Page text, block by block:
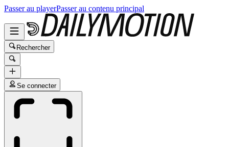
Passer au playerPasser au contenu principal
Rechercher
Se connecter